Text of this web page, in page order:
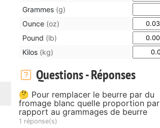
Grammes (g)
Ounce (oz)
Pound (lb)
Kilos (kg)
Questions - Réponses
🤔 Pour remplacer le beurre par du
fromage blanc quelle proportion par
rapport au grammages de beurre
1 réponse(s)